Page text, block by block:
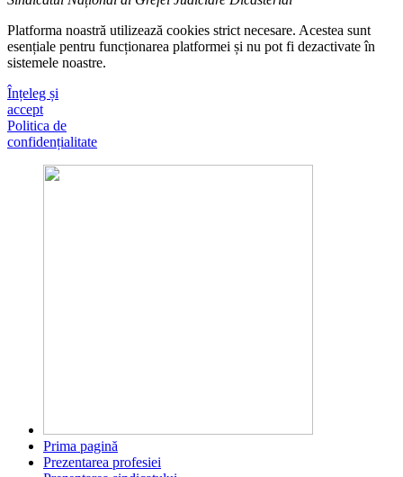
Platforma noastră utilizează cookies strict necesare. Acestea sunt
esențiale pentru funcționarea platformei și nu pot fi dezactivate în
sistemele noastre.
Înțeleg și
accept
Politica de
confidențialitate
Prima pagină
Prezentarea profesiei